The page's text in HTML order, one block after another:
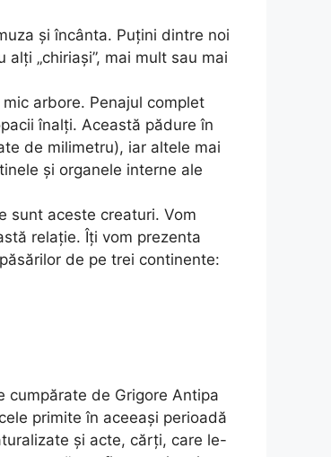
și încânta. Puțini dintre noi
„chiriași”, mai mult sau mai
arbore. Penajul complet
înalți. Această pădure în
de milimetru), iar altele mai
și organele interne ale
sunt aceste creaturi. Vom
relație. Îți vom prezenta
de pe trei continente:
cumpărate de Grigore Antipa
primite în aceeași perioadă
și acte, cărți, care le-